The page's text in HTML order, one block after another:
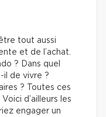
tout aussi
et de l’achat.
? Dans quel
il de vivre ?
? Toutes ces
d’ailleurs les
engager un